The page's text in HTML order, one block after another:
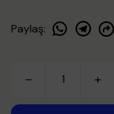
Paylaş: